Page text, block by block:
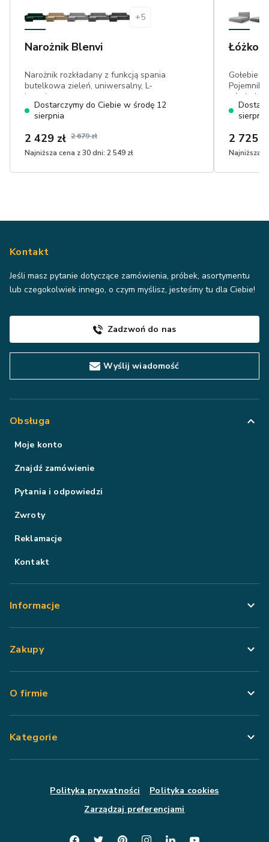
+5
Narożnik Blenvi
Narożnik rozkładany z funkcją spania
butelkowa zieleń, uniwersalny, L-
kształtny
Dostarczymy do Ciebie w środę 12
sierpnia
2 429 zł 2 679 zł
Najniższa cena z 30 dni: 2 549 zł
Łóżko
Gołebie
sierpnia
2 725
Najniższa
Kontakt
Jeśli masz pytanie dotyczące zamówienia, próbek, asortymentu
lub czegokolwiek innego, o czym myślisz, jesteśmy tu dla Ciebie!
Zadzwoń do nas
Wyślij wiadomość
Obsługa
Moje konto
Znajdź zamówienie
Pytania i odpowiedzi
Zwroty
Reklamacje
Kontakt
Informacje
Zakupy
O firmie
Kategorie
Polityka prywatności
Polityka cookies
Zarządzaj preferencjami